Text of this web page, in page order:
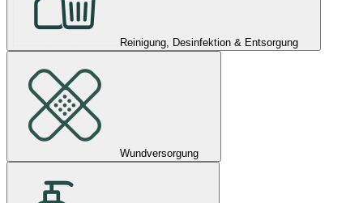
Reinigung, Desinfektion & Entsorgung
Wundversorgung